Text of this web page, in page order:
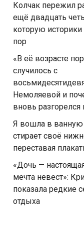
Колчак пережил
ещё двадцать
которую
пор
«В её возрасте
случилось с
Немоляевой и
вновь
Я вошла в ванную
стирает своё
переставая
«Дочь —
мечта невест»:
показала редкие
отдыха